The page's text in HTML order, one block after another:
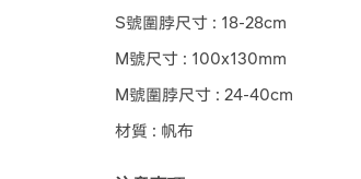
S號圍脖尺寸 : 18-28cm
M號尺寸 : 100x130mm
M號圍脖尺寸 : 24-40cm
材質 : 帆布